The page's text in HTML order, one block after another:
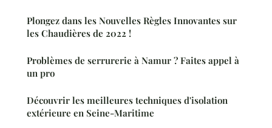
Plongez dans les Nouvelles Règles Innovantes sur
les Chaudières de 2022 !
Problèmes de serrurerie à Namur ? Faites appel à
un pro
Découvrir les meilleures techniques d'isolation
extérieure en Seine-Maritime